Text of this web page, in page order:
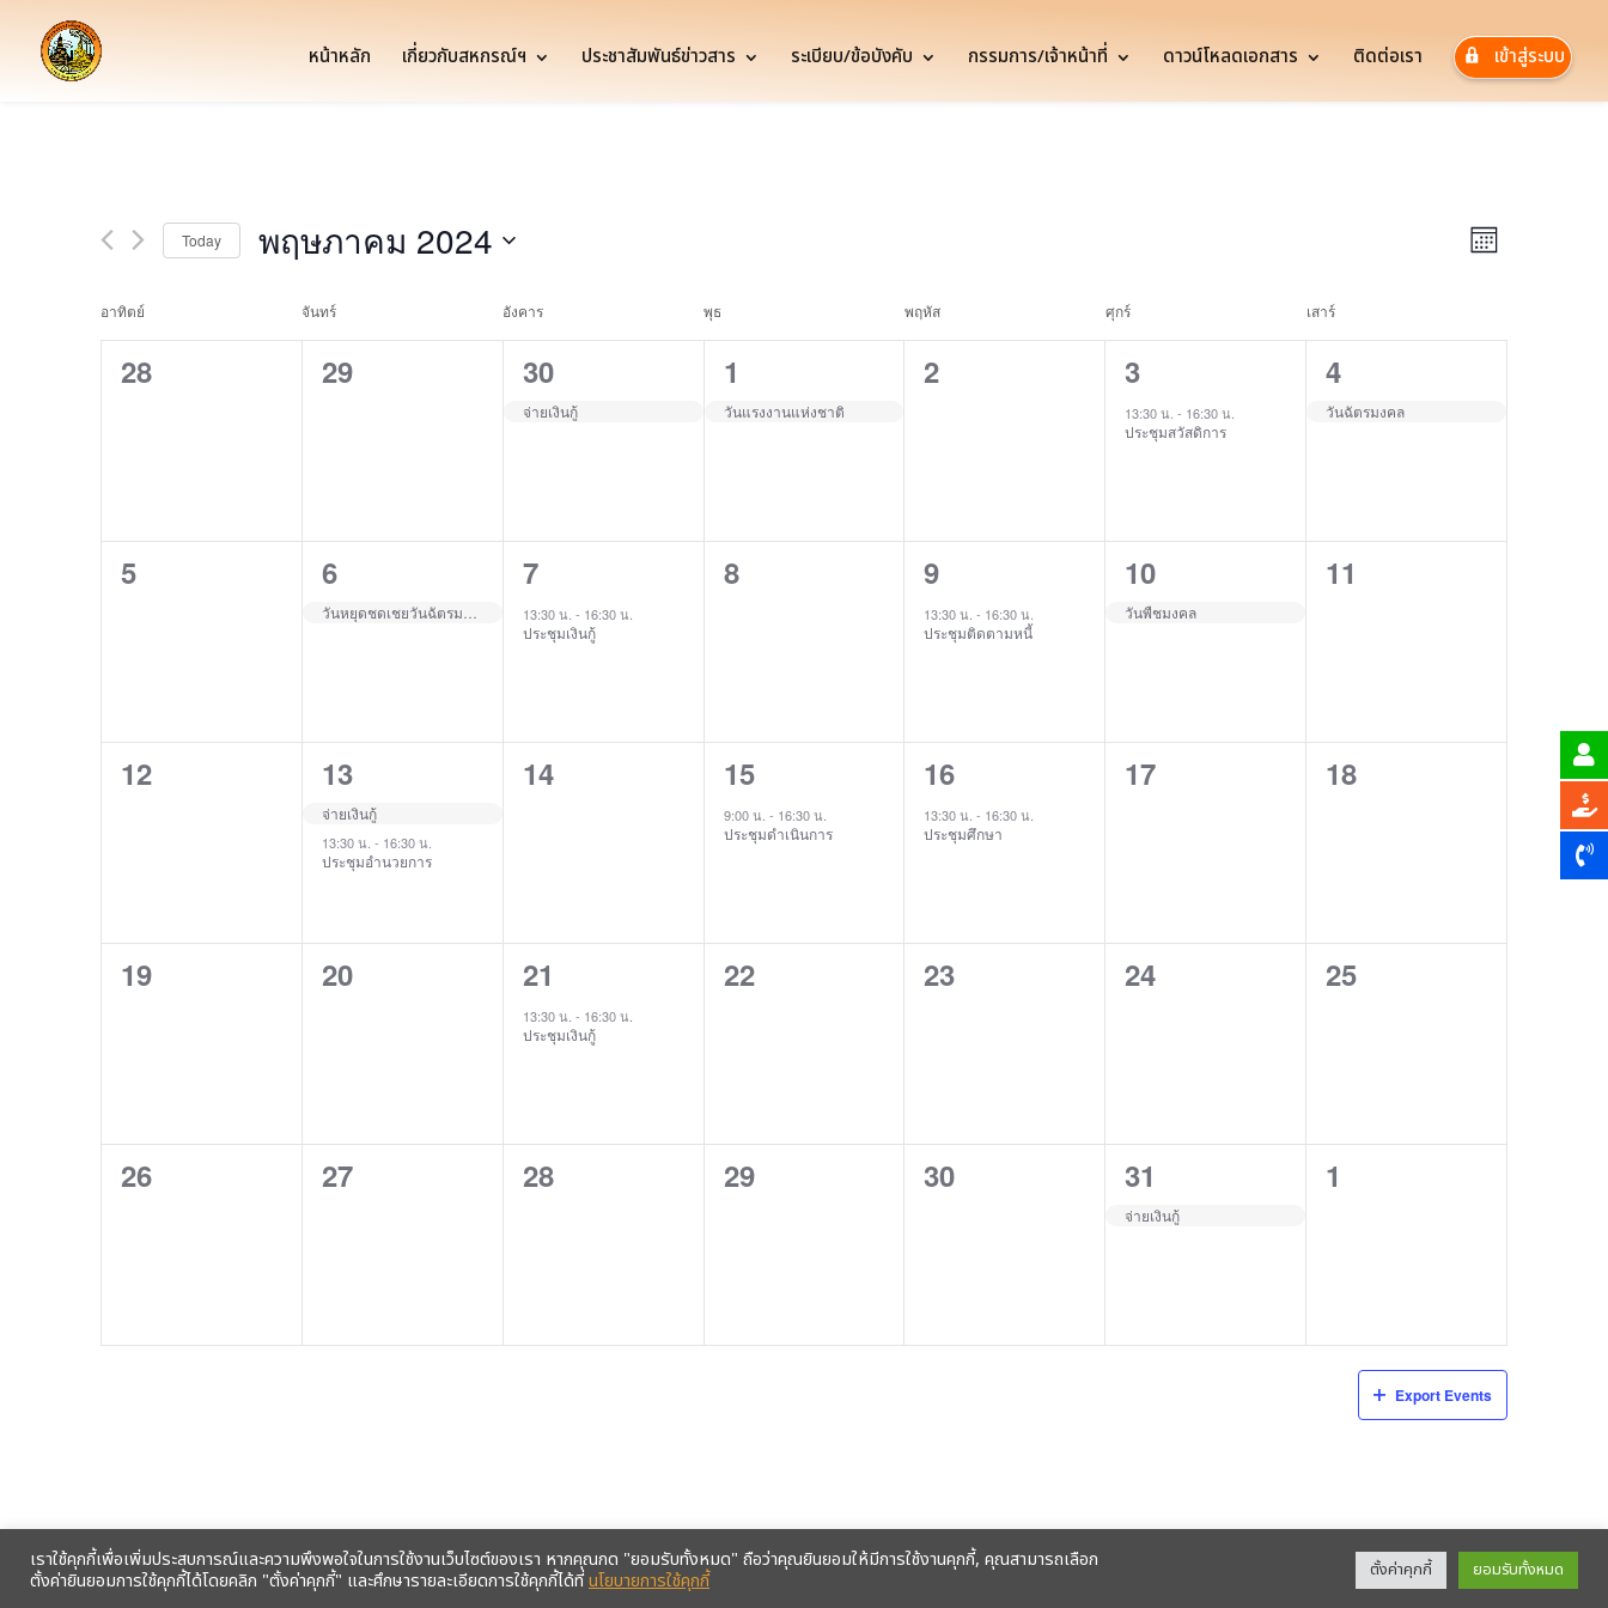
หน้าหลัก เกี่ยวกับสหกรณ์ฯ ประชาสัมพันธ์ข่าวสาร ระเบียบ/ข้อบังคับ กรรมการ/เจ้าหน้าที่ ดาวน์โหลดเอกสาร ติดต่อเรา เข้าสู่ระบบ
Views
Event
Views
Month
Today พฤษภาคม 2024
Calendar
of
Events
อาทิตย์ จันทร์ อังคาร พุธ พฤหัส ศุกร์ เสาร์
0
28
0
29
1
event,
30
จ่ายเงินกู้
1
event,
1
วันแรงงานแห่งชาติ
0
2
1
event,
3
13:30 น.- 16:30 น.
ประชุมสวัสดิการ
1
event,
4
วันฉัตรมงคล
0
5
1
event,
6
1
event,
7
13:30 น. - 16:30 น.
ประชุมเงินกู้
0
8
1
event,
9
13:30 น.- 16:30 น.
ประชุมติดตามหนี้
1
event,
10
วันพืชมงคล
0
11
0
12
2
events,
13
จ่ายเงินกู้
13:30 น. - 16:30 น.
ประชุมอำนวยการ
0
14
1
event,
15
9:00 น. - 16:30 น.
ประชุมดำเนินการ
1
event,
16
13:30 น.- 16:30 น.
ประชุมศึกษา
0
17
0
18
0
19
0
20
1
event,
21
13:30 น. - 16:30 น.
ประชุมเงินกู้
0
22
0
23
0
24
0
25
0
26
0
27
0
28
0
29
0
30
1
event,
31
จ่ายเงินกู้
0
1
Export Events
รับข้อมูลข่าวสารจากสหกรณ์ฯ ผ่าน LINE ก่อนใคร คลิก!
เราใช้คุกกี้เพื่อเพิ่มประสบการณ์และความพึงพอใจในการใช้งานเว็บไซต์ของเรา หากคุณกด "ยอมรับทั้งหมด" ถือว่าคุณยินยอมให้มีการใช้งานคุกกี้, คุณสามารถเลือก
ตั้งค่ายินยอมการใช้คุกกี้ได้โดยคลิก "ตั้งค่าคุกกี้" และศึกษารายละเอียดการใช้คุกกี้ได้ที่นโยบายการใช้คุกกี้ ตั้งค่าคุกกี้ ยอมรับทั้งหมด